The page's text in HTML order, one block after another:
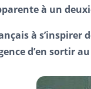
à un
à s’inspirer
d’en sortir